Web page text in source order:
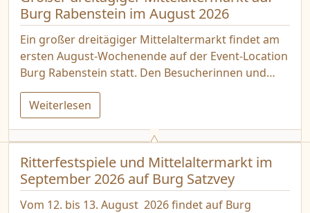
Burg Rabenstein im August 2026
Ein großer dreitägiger Mittelaltermarkt findet am
ersten August-Wochenende auf der Event-Location
Burg Rabenstein statt. Den Besucherinnen und…
Weiterlesen
Ritterfestspiele und Mittelaltermarkt im
September 2026 auf Burg Satzvey
Vom 12. bis 13. August 2026 findet auf Burg